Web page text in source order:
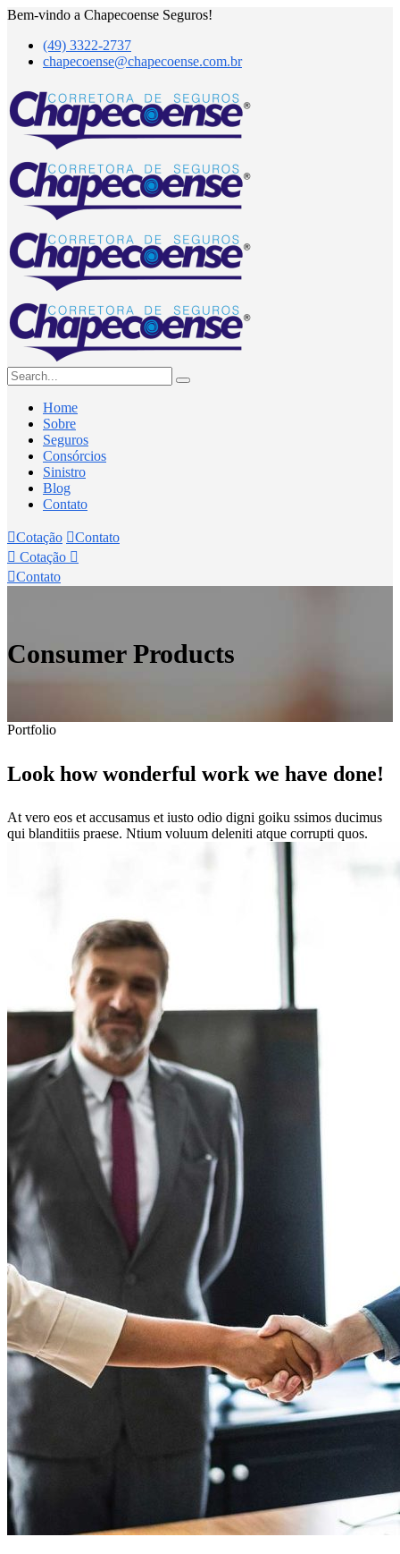
Bem-vindo a Chapecoense Seguros!
(49) 3322-2737
chapecoense@chapecoense.com.br
Home
Sobre
Seguros
Consórcios
Sinistro
Blog
Contato
Cotação
Contato
Cotação
Contato
Consumer Products
Portfolio
Look how wonderful work we have done!
At vero eos et accusamus et iusto odio digni goiku ssimos ducimus
qui blanditiis praese. Ntium voluum deleniti atque corrupti quos.